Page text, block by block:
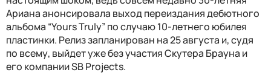
Ариана анонсировала выход переиздания дебютного
альбома “Yours Truly” по случаю 10-летнего юбилея
пластинки. Релиз запланирован на 25 августа и, судя
по всему, выйдет уже без участия Скутера Брауна и
его компании SB Projects.